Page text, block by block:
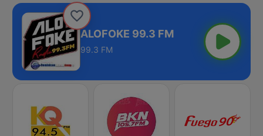
ALOFOKE 99.3 FM
99.3 FM